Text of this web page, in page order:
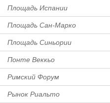
Площадь Испании
Площадь Сан-Марко
Площадь Синьории
Понте Веккьо
Римский Форум
Рынок Риальто